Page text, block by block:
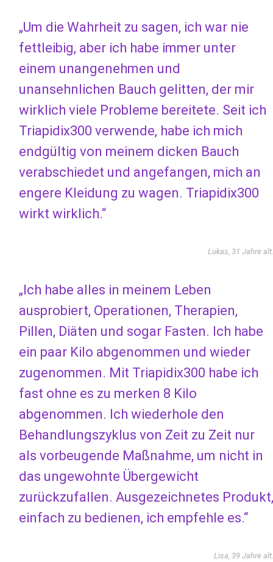
„Um die Wahrheit zu sagen, ich war nie
fettleibig, aber ich habe immer unter
einem unangenehmen und
unansehnlichen Bauch gelitten, der mir
wirklich viele Probleme bereitete. Seit ich
Triapidix300 verwende, habe ich mich
endgültig von meinem dicken Bauch
verabschiedet und angefangen, mich an
engere Kleidung zu wagen. Triapidix300
wirkt wirklich.“
Lukas, 31 Jahre alt.
„Ich habe alles in meinem Leben
ausprobiert, Operationen, Therapien,
Pillen, Diäten und sogar Fasten. Ich habe
ein paar Kilo abgenommen und wieder
zugenommen. Mit Triapidix300 habe ich
fast ohne es zu merken 8 Kilo
abgenommen. Ich wiederhole den
Behandlungszyklus von Zeit zu Zeit nur
als vorbeugende Maßnahme, um nicht in
das ungewohnte Übergewicht
zurückzufallen. Ausgezeichnetes Produkt,
einfach zu bedienen, ich empfehle es.“
Lisa, 39 Jahre alt.